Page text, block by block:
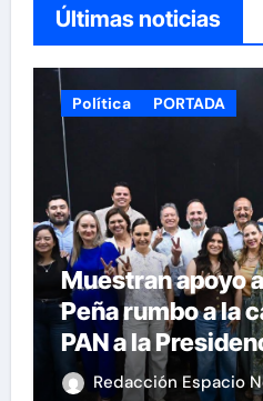
Últimas noticias
Política PORTADA
Muestran apoyo
Peña rumbo a la
PAN a la
Redacción Espacio